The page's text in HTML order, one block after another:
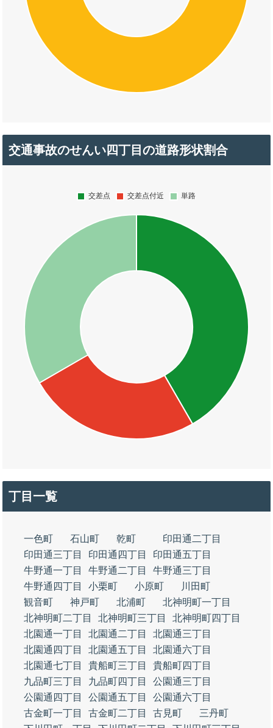
交通事故のせんい四丁目の道路形状割合
丁目一覧
一色町 石山町 乾町
印田通二丁目
印田通三丁目
印田通四丁目
印田通五丁目
牛野通一丁目
牛野通二丁目
牛野通三丁目
牛野通四丁目
小栗町 小原町
川田町
観音町
神戸町 北浦町
北神明町一丁目
北神明町二丁目
北神明町三丁目
北神明町四丁目
北園通一丁目
北園通二丁目
北園通三丁目
北園通四丁目
北園通五丁目
北園通六丁目
北園通七丁目
貴船町三丁目
貴船町四丁目
九品町三丁目
九品町四丁目
公園通三丁目
公園通四丁目
公園通五丁目
公園通六丁目
古金町一丁目
古金町二丁目 古見町
三丹町